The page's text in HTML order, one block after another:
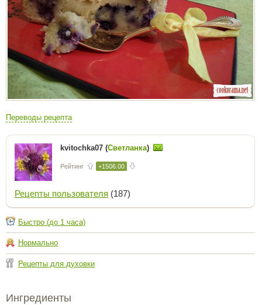
Переводы рецепта
kvitochka07 (Светланка)
Рейтинг +1506.00
Рецепты пользователя (187)
Быстро (до 1 часа)
Нормально
Рецепты для духовки
Ингредиенты